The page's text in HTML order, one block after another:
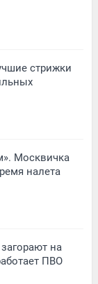
стрижки
Москвичка
налета
на
ПВО